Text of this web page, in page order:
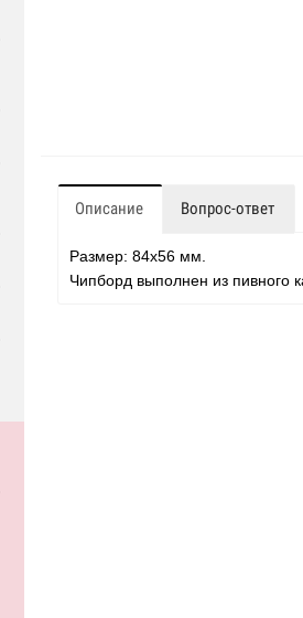
Описание Вопрос-ответ
Размер: 84х56 мм.
Чипборд выполнен из пивного